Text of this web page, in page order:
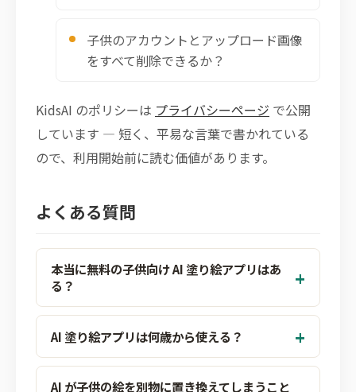
子供のアカウントとアップロード画像
をすべて削除できるか？
KidsAI のポリシーは プライバシーページ で公開
しています — 短く、平易な言葉で書かれている
ので、利用開始前に読む価値があります。
よくある質問
本当に無料の子供向け AI 塗り絵アプリはあ
る？
AI 塗り絵アプリは何歳から使える？
AI が子供の絵を別物に置き換えてしまうこと